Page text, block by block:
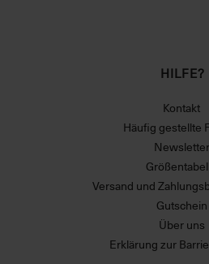
HILFE?
Kontakt
Häufig gestellte
Newsletter
Versand und
Gutschein
Über uns
Erklärung zur